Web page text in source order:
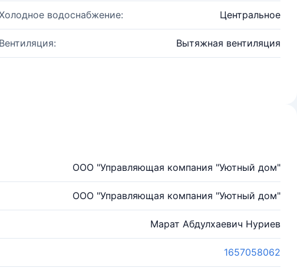
водоснабжение: Центральное
Вентиляция: Вытяжная вентиляция
ООО "Управляющая компания "Уютный дом"
ООО "Управляющая компания "Уютный дом"
Марат Абдулхаевич Нуриев
1657058062